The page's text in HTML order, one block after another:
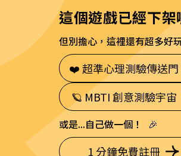
這個遊戲已經下架
但別擔心，這裡還有超多好
❤️ 超準心理測驗傳送門
🪐 MBTI 創意測驗宇宙
或是...自己做一個！ 🎉
1 分鐘免費註冊